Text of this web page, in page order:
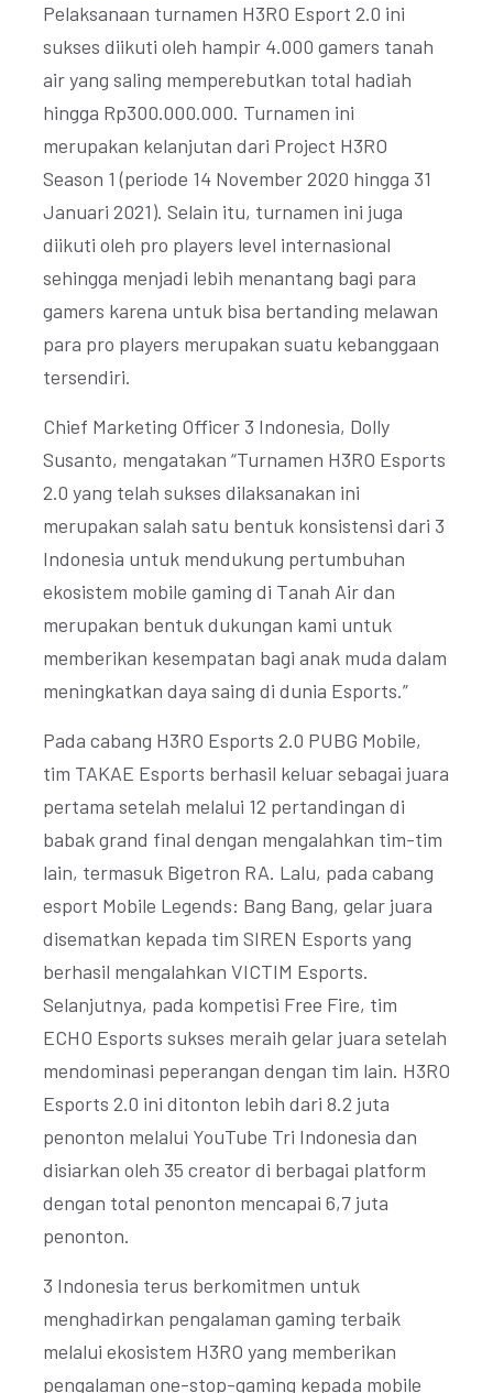
Pelaksanaan turnamen H3RO Esport 2.0 ini
sukses diikuti oleh hampir 4.000 gamers tanah
air yang saling memperebutkan total hadiah
hingga Rp300.000.000. Turnamen ini
merupakan kelanjutan dari Project H3RO
Season 1 (periode 14 November 2020 hingga 31
Januari 2021). Selain itu, turnamen ini juga
diikuti oleh pro players level internasional
sehingga menjadi lebih menantang bagi para
gamers karena untuk bisa bertanding melawan
para pro players merupakan suatu kebanggaan
tersendiri.
Chief Marketing Officer 3 Indonesia, Dolly
Susanto, mengatakan “Turnamen H3RO Esports
2.0 yang telah sukses dilaksanakan ini
merupakan salah satu bentuk konsistensi dari 3
Indonesia untuk mendukung pertumbuhan
ekosistem mobile gaming di Tanah Air dan
merupakan bentuk dukungan kami untuk
memberikan kesempatan bagi anak muda dalam
meningkatkan daya saing di dunia Esports.”
Pada cabang H3RO Esports 2.0 PUBG Mobile,
tim TAKAE Esports berhasil keluar sebagai juara
pertama setelah melalui 12 pertandingan di
babak grand final dengan mengalahkan tim-tim
lain, termasuk Bigetron RA. Lalu, pada cabang
esport Mobile Legends: Bang Bang, gelar juara
disematkan kepada tim SIREN Esports yang
berhasil mengalahkan VICTIM Esports.
Selanjutnya, pada kompetisi Free Fire, tim
ECHO Esports sukses meraih gelar juara setelah
mendominasi peperangan dengan tim lain. H3RO
Esports 2.0 ini ditonton lebih dari 8.2 juta
penonton melalui YouTube Tri Indonesia dan
disiarkan oleh 35 creator di berbagai platform
dengan total penonton mencapai 6,7 juta
penonton.
3 Indonesia terus berkomitmen untuk
menghadirkan pengalaman gaming terbaik
melalui ekosistem H3RO yang memberikan
pengalaman one-stop-gaming kepada mobile